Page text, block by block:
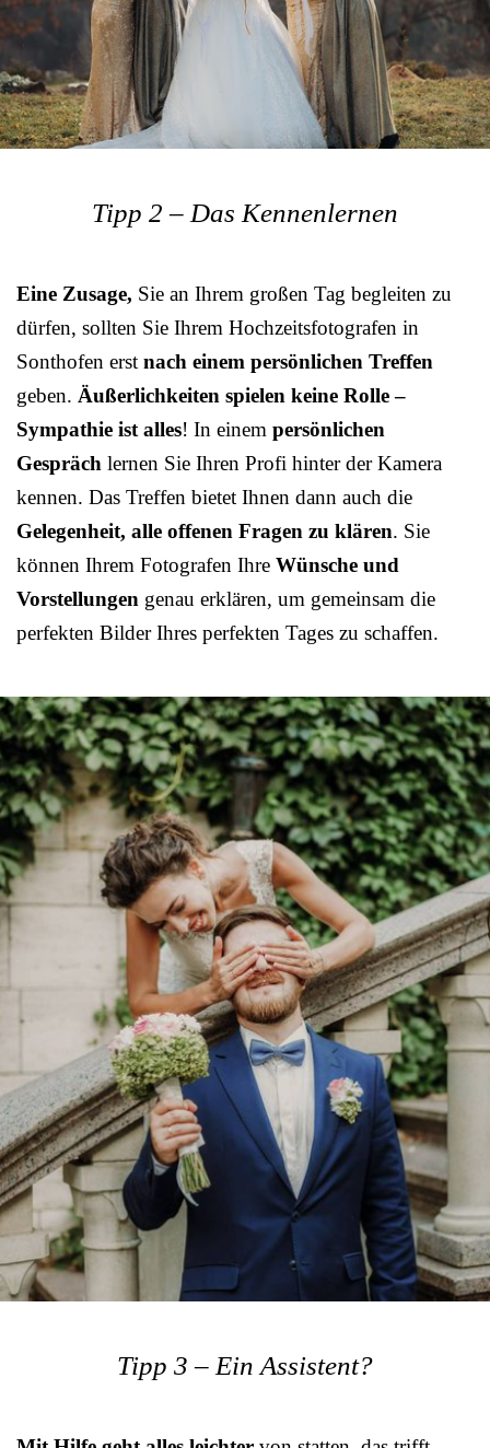
Tipp 2 – Das Kennenlernen
Eine Zusage, Sie an Ihrem großen Tag begleiten zu
dürfen, sollten Sie Ihrem Hochzeitsfotografen in
Sonthofen erst nach einem persönlichen Treffen
geben. Äußerlichkeiten spielen keine Rolle –
Sympathie ist alles! In einem persönlichen
Gespräch lernen Sie Ihren Profi hinter der Kamera
kennen. Das Treffen bietet Ihnen dann auch die
Gelegenheit, alle offenen Fragen zu klären. Sie
können Ihrem Fotografen Ihre Wünsche und
Vorstellungen genau erklären, um gemeinsam die
perfekten Bilder Ihres perfekten Tages zu schaffen.
Tipp 3 – Ein Assistent?